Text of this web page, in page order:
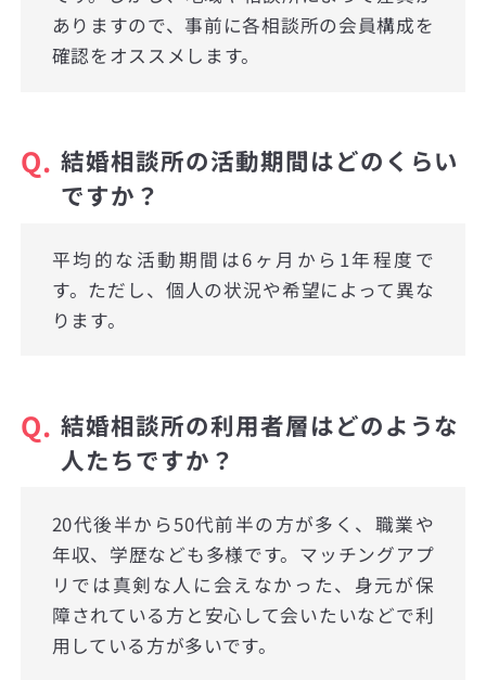
ありますので、事前に各相談所の会員構成を
確認をオススメします。
Q. 結婚相談所の活動期間はどのくらい
ですか？
平均的な活動期間は6ヶ月から1年程度で
す。ただし、個人の状況や希望によって異な
ります。
Q. 結婚相談所の利用者層はどのような
人たちですか？
20代後半から50代前半の方が多く、職業や
年収、学歴なども多様です。マッチングアプ
リでは真剣な人に会えなかった、身元が保
障されている方と安心して会いたいなどで利
用している方が多いです。